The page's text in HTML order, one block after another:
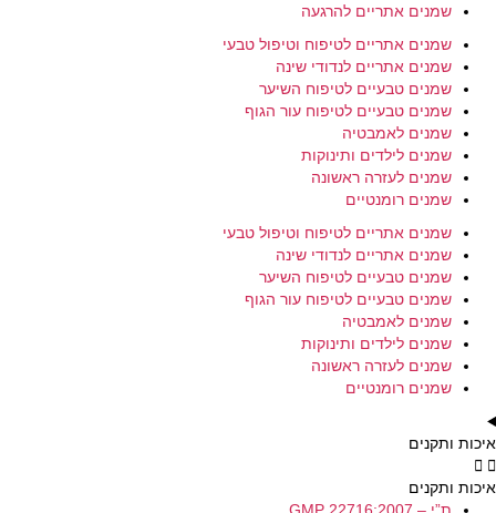
שמנים אתריים להרגעה
שמנים אתריים לטיפוח וטיפול טבעי
שמנים אתריים לנדודי שינה
שמנים טבעיים לטיפוח השיער
שמנים טבעיים לטיפוח עור הגוף
שמנים לאמבטיה
שמנים לילדים ותינוקות
שמנים לעזרה ראשונה
שמנים רומנטיים
שמנים אתריים לטיפוח וטיפול טבעי
שמנים אתריים לנדודי שינה
שמנים טבעיים לטיפוח השיער
שמנים טבעיים לטיפוח עור הגוף
שמנים לאמבטיה
שמנים לילדים ותינוקות
שמנים לעזרה ראשונה
שמנים רומנטיים
איכות ותקנים
איכות ותקנים